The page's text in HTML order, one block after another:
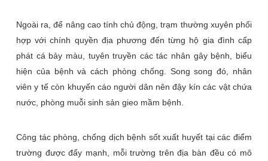
Ngoài ra, để nâng cao tính chủ động, trạm thường xuyên phối
hợp với chính quyền địa phương đến từng hộ gia đình cấp
phát cá bảy màu, tuyên truyền các tác nhân gây bệnh, biểu
hiện của bệnh và cách phòng chống. Song song đó, nhân
viên y tế còn khuyến cáo người dân nên đậy kín các vật chứa
nước, phòng muỗi sinh sản gieo mầm bệnh.
Công tác phòng, chống dịch bệnh sốt xuất huyết tại các điểm
trường được đẩy mạnh, mỗi trường trên địa bàn đều có mô